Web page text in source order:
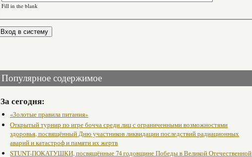
Fill in the blank
Популярное содержимое
За сегодня:
«Золотые правила питания»
Открытый турнир по игре бочча среди лиц с ограниченными возможностями
здоровья, посвящённый Дню участников ликвидации последствий радиационных
аварий и катастроф и памяти их жертв
STUNT-ПОКАТУШКИ, посвящённые 74 годовщине Победы в Великой Отечественной